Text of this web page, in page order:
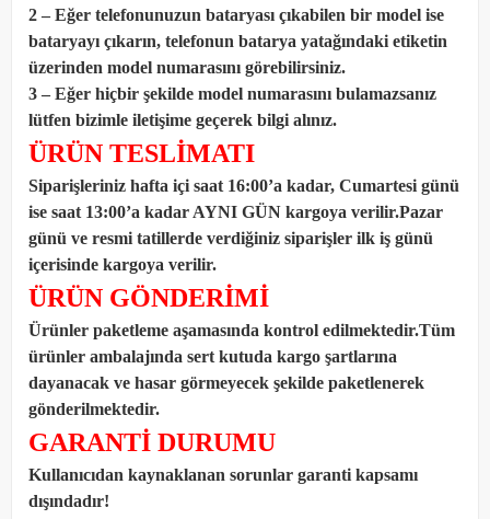
2 – Eğer telefonunuzun bataryası çıkabilen bir model ise
bataryayı çıkarın, telefonun batarya yatağındaki etiketin
üzerinden model numarasını görebilirsiniz.
3 – Eğer hiçbir şekilde model numarasını bulamazsanız
lütfen bizimle iletişime geçerek bilgi alınız.
ÜRÜN TESLİMATI
Siparişleriniz hafta içi saat 16:00’a kadar, Cumartesi günü
ise saat 13:00’a kadar AYNI GÜN kargoya verilir.Pazar
günü ve resmi tatillerde verdiğiniz siparişler ilk iş günü
içerisinde kargoya verilir.
ÜRÜN GÖNDERİMİ
Ürünler paketleme aşamasında kontrol edilmektedir.Tüm
ürünler ambalajında sert kutuda kargo şartlarına
dayanacak ve hasar görmeyecek şekilde paketlenerek
gönderilmektedir.
GARANTİ DURUMU
Kullanıcıdan kaynaklanan sorunlar garanti kapsamı
dışındadır!